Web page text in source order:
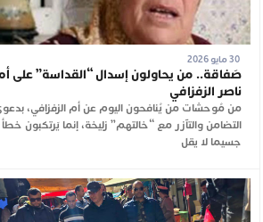
صَفاقة.. من يحاولون إسدال “القداسة” على
ناصر الزفزافي
من مُوحشات من يُنافحون اليوم عن أم الزفزافي،
التضامن والتآزر مع “خالتهم” زليخة، إنما يَرتكبون خطأ
جسيما لا يقل